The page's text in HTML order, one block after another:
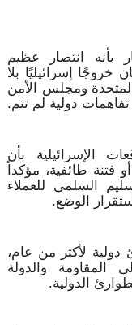
بأنه انتصار عظيم
خروجًا إسرائيليًا بلا
ومجلس الأمن
دولية لم تتم.
الإسرائيلية بأن
طائفية، مؤكداً
السلمي للعملاء
الوضع.
لأكثر من عام،
المقاومة والدولة
الدولية.